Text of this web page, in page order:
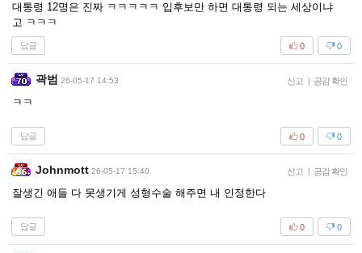
대통령 12명은 진짜 ㅋㅋㅋㅋㅋ 입후보만 하면 대통령 되는 세상이냐
고 ㅋㅋㅋ
답글 0
0
곽범 26-05-17 14:53 신고 공감 확인
ㅋㅋ
답글 0
0
Johnmott 26-05-17 15:40 신고 공감 확인
잘생긴 애들 다 못생기게 성형수술 해주면 내 인정한다
답글 0
0